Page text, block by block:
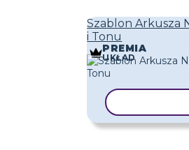
Szablon Arkusza
i Tonu
PREMIA
UKŁAD